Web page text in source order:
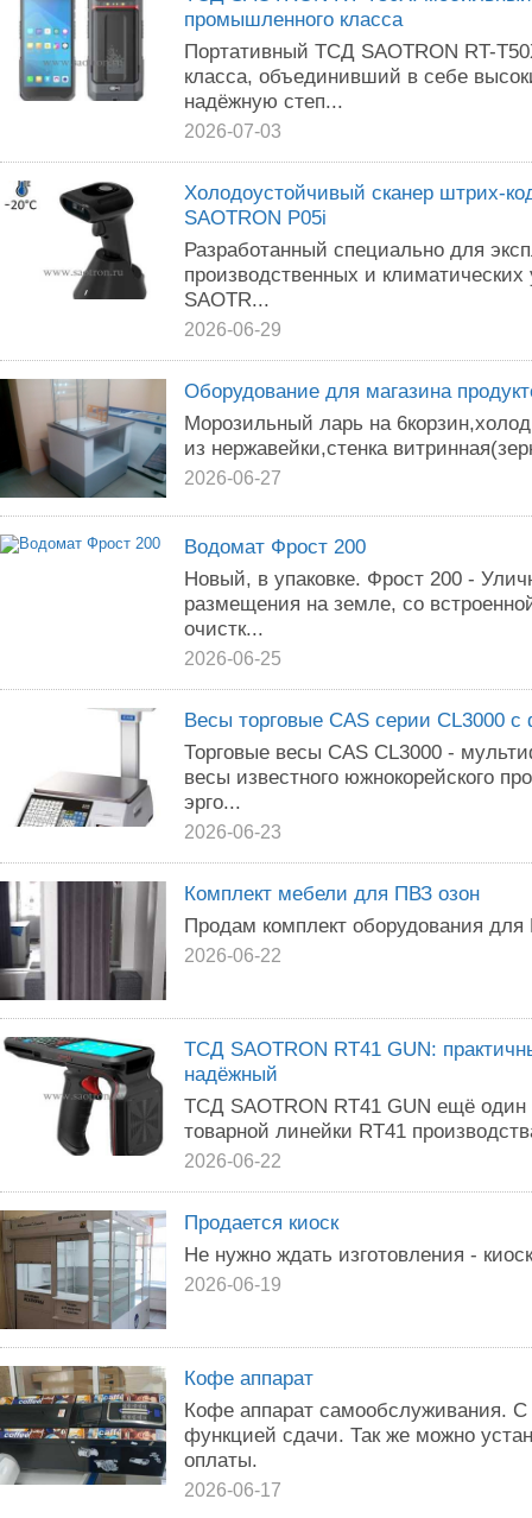
промышленного класса
Портативный ТСД SAOTRON RT-
класса, объединивший в себе
надёжную степ...
2026-07-03
Холодоустойчивый сканер штрих-
SAOTRON P05i
Разработанный специально для
производственных и
SAOTR...
2026-06-29
Оборудование для магазина
Морозильный ларь на
из нержавейки,стенка
2026-06-27
Водомат Фрост 200
Новый, в упаковке. Фрост 200 -
размещения на земле, со
очистк...
2026-06-25
Весы торговые CAS серии CL3000 с
Торговые весы CAS CL3000 -
весы известного южнокорейского
эрго...
2026-06-23
Комплект мебели для ПВЗ озон
Продам комплект оборудования
2026-06-22
ТСД SAOTRON RT41 GUN:
надёжный
ТСД SAOTRON RT41 GUN ещё
товарной линейки RT41
2026-06-22
Продается киоск
Не нужно ждать изготовления -
2026-06-19
Кофе аппарат
Кофе аппарат самообслуживания.
функцией сдачи. Так же можно
оплаты.
2026-06-17